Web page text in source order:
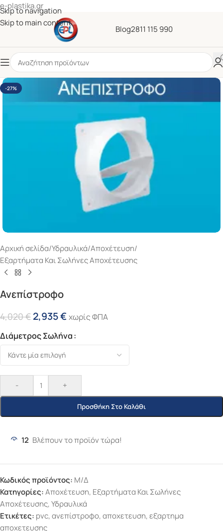
e-plastika.gr
Skip to navigation
Skip to main content
Blog2811 115 990
-27%
Αρχική σελίδα/Υδραυλικά/Αποχέτευση/
Εξαρτήματα Και Σωλήνες Αποχέτευσης
Ανεπίστροφο
4,020€ 2,935€ χωρίς ΦΠΑ
Διάμετρος Σωλήνα
- +
Προσθήκη Στο Καλάθι
12 Βλέπουν το προϊόν τώρα!
Κωδικός προϊόντος: Μ/Δ
Κατηγορίες:Αποχέτευση, Εξαρτήματα Και Σωλήνες
Αποχέτευσης,Υδραυλικά
Ετικέτες: pvc,ανεπίστροφο,αποχετευση,εξαρτημα
αποχετευσης